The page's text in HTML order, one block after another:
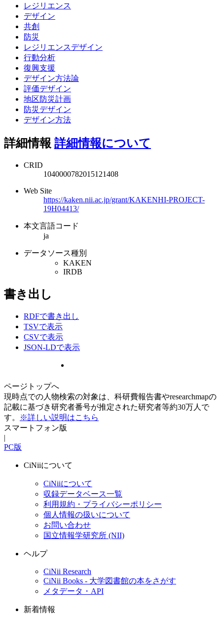
レジリエンス
デザイン
共創
防災
レジリエンスデザイン
行動分析
復興支援
デザイン方法論
評価デザイン
地区防災計画
防災デザイン
デザイン方法
詳細情報 詳細情報について
CRID
1040000782015121408
Web Site
https://kaken.nii.ac.jp/grant/KAKENHI-PROJECT-
19H04413/
本文言語コード
ja
データソース種別
KAKEN
IRDB
書き出し
RDFで書き出し
TSVで表示
CSVで表示
JSON-LDで表示
ページトップへ
現時点での人物検索の対象は、科研費報告書やresearchmapの
記載に基づき研究者番号が推定された研究者等約30万人で
す。
※詳しい説明はこちら
スマートフォン版
|
PC版
CiNiiについて
CiNiiについて
収録データベース一覧
利用規約・プライバシーポリシー
個人情報の扱いについて
お問い合わせ
国立情報学研究所 (NII)
ヘルプ
CiNii Research
CiNii Books - 大学図書館の本をさがす
メタデータ・API
新着情報